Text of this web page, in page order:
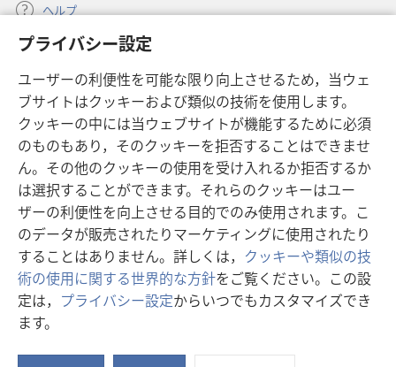
プライバシー設定
ユーザーの利便性を可能な限り向上させるため，当ウェ
ブサイトはクッキーおよび類似の技術を使用します。
クッキーの中には当ウェブサイトが機能するために必須
のものもあり，そのクッキーを拒否することはできませ
ん。その他のクッキーの使用を受け入れるか拒否するか
は選択することができます。それらのクッキーはユー
ザーの利便性を向上させる目的でのみ使用されます。こ
のデータが販売されたりマーケティングに使用されたり
することはありません。詳しくは， クッキーや類似の技
術の使用に関する世界的な方針をご覧ください。この設
定は， プライバシー設定からいつでもカスタマイズでき
ます。
ヘルプ
寄付
し
い
タ
ブ
で
開
く）
ものみの塔 オンライン・ライブラリー
（新
し
い
タ
ブ
で
開
く）
JW Hub ®
（新
し
い
タ
ブ
で
開
く）
JW Library ®
Watchtower Library®
Copyright
利用規約